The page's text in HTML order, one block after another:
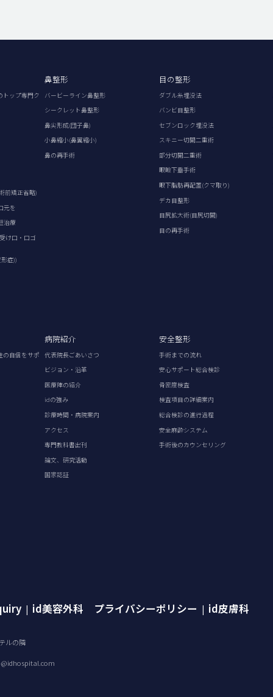
トップ専門ク
前矯正省略)
元を
治療
け口・口ゴ
症))
鼻整形
バービーライン鼻整形
シークレット鼻整形
鼻尖形成(団子鼻)
小鼻縮小(鼻翼縮小)
鼻の再手術
目の整形
ダブル糸埋没法
バンビ目整形
セブンロック埋没法
スキニー切開二重術
部分切開二重術
眼瞼下垂手術
眼下脂肪再配置(クマ取り)
デカ目整形
目尻拡大術(目尻切開)
目の再手術
の自信をサポ
病院紹介
代表院長ごあいさつ
ビジョン・沿革
医療陣の紹介
idの強み
診療時間・病院案内
アクセス
専門教科書出刊
論文、研究活動
国家認証
安全整形
手術までの流れ
安心サポート総合検診
骨密度検査
検査項目の詳細案内
総合検診の進行過程
安全麻酔システム
手術後のカウンセリング
| id美容外科 プライバシーポリシー | id皮膚科
ルの隣